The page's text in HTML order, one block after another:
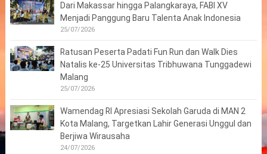
Dari Makassar hingga Palangkaraya, FABI XV
Menjadi Panggung Baru Talenta Anak Indonesia
25/07/2026
Ratusan Peserta Padati Fun Run dan Walk Dies
Natalis ke-25 Universitas Tribhuwana Tunggadewi
Malang
25/07/2026
Wamendag RI Apresiasi Sekolah Garuda di MAN 2
Kota Malang, Targetkan Lahir Generasi Unggul dan
Berjiwa Wirausaha
24/07/2026